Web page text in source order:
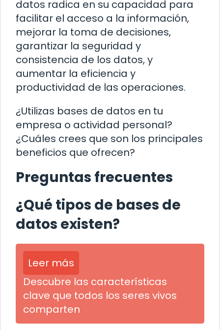
datos radica en su capacidad para
facilitar el acceso a la información,
mejorar la toma de decisiones,
garantizar la seguridad y
consistencia de los datos, y
aumentar la eficiencia y
productividad de las operaciones.
¿Utilizas bases de datos en tu
empresa o actividad personal?
¿Cuáles crees que son los principales
beneficios que ofrecen?
Preguntas frecuentes
¿Qué tipos de bases de
datos existen?
Leer más
Descubre las características
clave que todos los seres vivos
comparten